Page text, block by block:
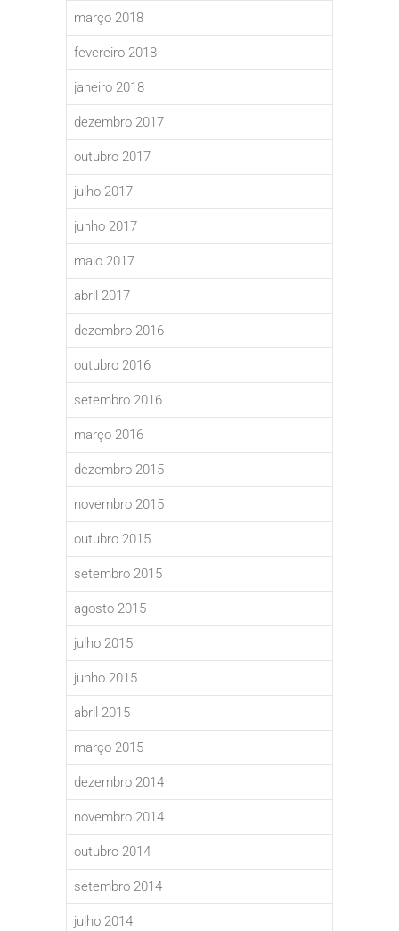
março 2018
fevereiro 2018
janeiro 2018
dezembro 2017
outubro 2017
julho 2017
junho 2017
maio 2017
abril 2017
dezembro 2016
outubro 2016
setembro 2016
março 2016
dezembro 2015
novembro 2015
outubro 2015
setembro 2015
agosto 2015
julho 2015
junho 2015
abril 2015
março 2015
dezembro 2014
novembro 2014
outubro 2014
setembro 2014
julho 2014